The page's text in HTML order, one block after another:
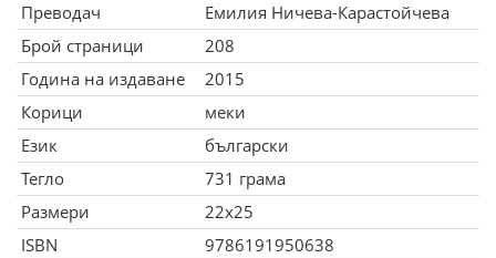
Преводач
Емилия Ничева-Карастойчева
Брой страници
208
Година на издаване
2015
Корици
меки
Език
български
Тегло
731 грама
Размери
22x25
ISBN
9786191950638